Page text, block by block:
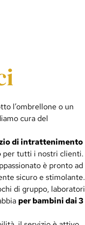
l’ombrellone o un
cura del
di intrattenimento
per tutti i nostri clienti.
è pronto ad
sicuro e stimolante.
di gruppo, laboratori
per bambini dai 3